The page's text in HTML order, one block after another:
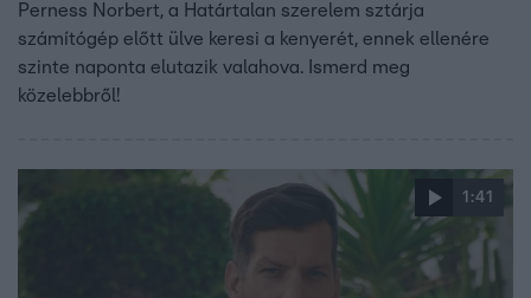
Perness Norbert, a Határtalan szerelem sztárja
számítógép előtt ülve keresi a kenyerét, ennek ellenére
szinte naponta elutazik valahova. Ismerd meg
közelebbről!
1:41